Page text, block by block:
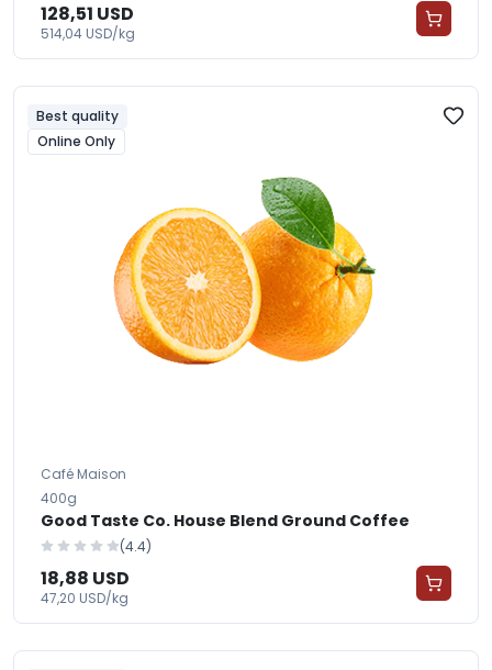
128,51 USD
514,04 USD/kg
Best quality
Online Only
Café Maison
400g
Good Taste Co. House Blend Ground Coffee
(4.4)
18,88 USD
47,20 USD/kg